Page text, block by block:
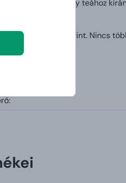
menet vagy teához
az italt – ízlés szerint. Nincs